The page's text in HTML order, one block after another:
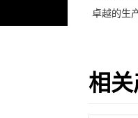
卓越的生
相